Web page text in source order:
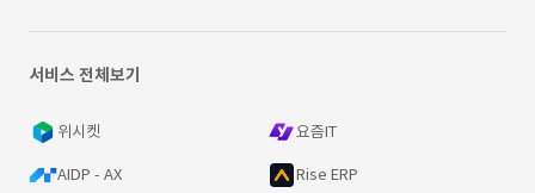
서비스 전체보기
위시켓 요즘IT
AIDP - AX Rise ERP